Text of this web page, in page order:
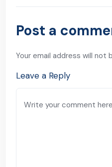
Next Post
Post a
Your email address will not
Leave a Reply